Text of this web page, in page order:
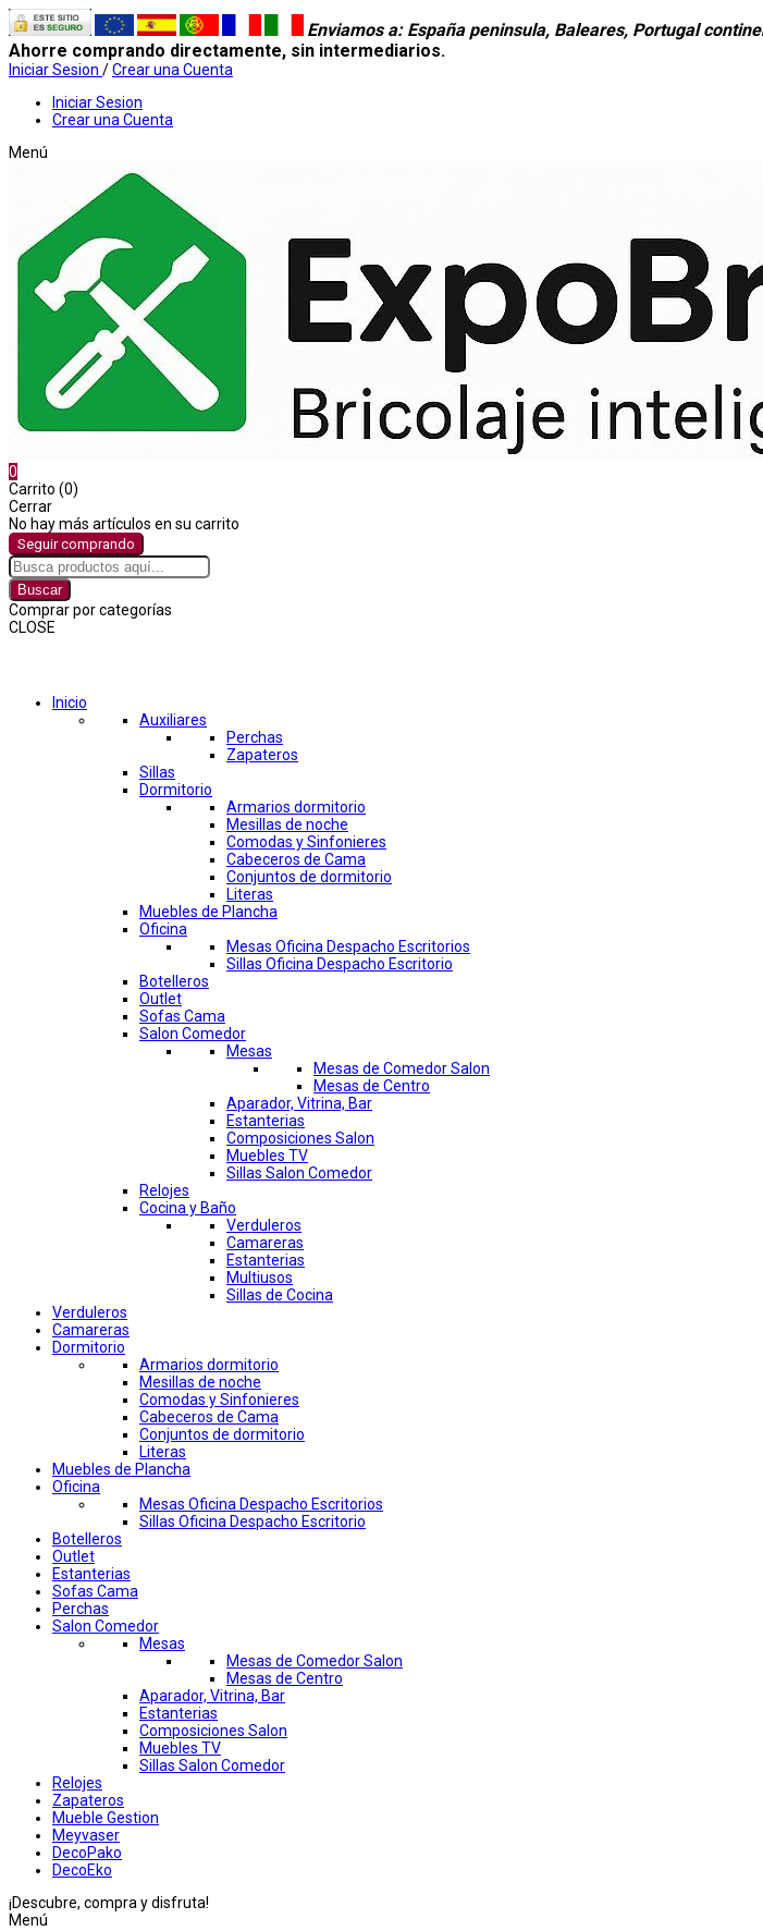
Enviamos a: España peninsula, Baleares, Portugal
Ahorre comprando directamente, sin intermediarios.
Iniciar Sesion /Crear una Cuenta
Iniciar Sesion
Crear una Cuenta
Menú
0
Carrito (0)
Cerrar
No hay más artículos en su carrito
Seguir comprando
Buscar
Comprar por categorías
CLOSE
Inicio
Auxiliares
Perchas
Zapateros
Sillas
Dormitorio
Armarios dormitorio
Mesillas de noche
Comodas y Sinfonieres
Cabeceros de Cama
Conjuntos de dormitorio
Literas
Muebles de Plancha
Oficina
Mesas Oficina Despacho Escritorios
Sillas Oficina Despacho Escritorio
Botelleros
Outlet
Sofas Cama
Salon Comedor
Mesas
Mesas de Comedor Salon
Mesas de Centro
Aparador, Vitrina, Bar
Estanterias
Composiciones Salon
Muebles TV
Sillas Salon Comedor
Relojes
Cocina y Baño
Verduleros
Camareras
Estanterias
Multiusos
Sillas de Cocina
Verduleros
Camareras
Dormitorio
Armarios dormitorio
Mesillas de noche
Comodas y Sinfonieres
Cabeceros de Cama
Conjuntos de dormitorio
Literas
Muebles de Plancha
Oficina
Mesas Oficina Despacho Escritorios
Sillas Oficina Despacho Escritorio
Botelleros
Outlet
Estanterias
Sofas Cama
Perchas
Salon Comedor
Mesas
Mesas de Comedor Salon
Mesas de Centro
Aparador, Vitrina, Bar
Estanterias
Composiciones Salon
Muebles TV
Sillas Salon Comedor
Relojes
Zapateros
Mueble Gestion
Meyvaser
DecoPako
DecoEko
¡Descubre, compra y disfruta!
Menú